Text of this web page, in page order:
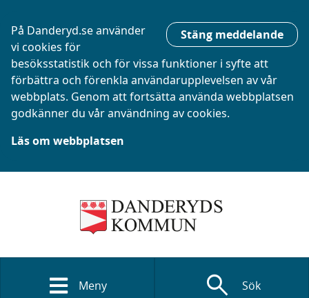
Stäng meddelande
På Danderyd.se använder
vi cookies för
besöksstatistik och för vissa funktioner i syfte att
förbättra och förenkla användarupplevelsen av vår
webbplats. Genom att fortsätta använda webbplatsen
godkänner du vår användning av cookies.
Läs om webbplatsen
Meny search Sök